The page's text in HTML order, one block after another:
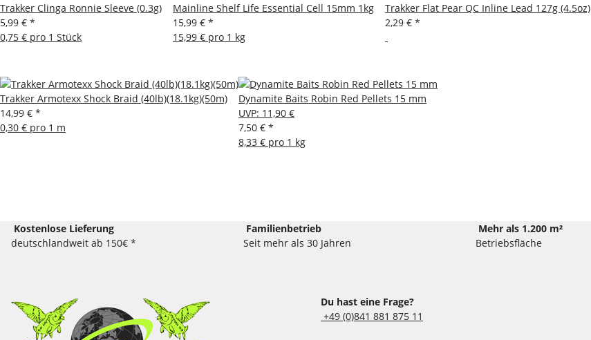
Trakker Clinga Ronnie Sleeve (0.3g)
5,99 € *
0,75 € pro 1 Stück
Mainline Shelf Life Essential Cell 15mm 1kg
15,99 € *
15,99 € pro 1 kg
Trakker Flat Pear QC Inline Lead 127g (4.5oz)
2,29 € *
Trakker Armotexx Shock Braid (40lb)(18.1kg)(50m)
14,99 € *
0,30 € pro 1 m
Dynamite Baits Robin Red Pellets 15 mm
UVP: 11,90 €
7,50 € *
8,33 € pro 1 kg
Kostenlose Lieferung
deutschlandweit ab 150€ *
Familienbetrieb
Seit mehr als 30 Jahren
Mehr als 1.200 m²
Betriebsfläche
Du hast eine Frage?
+49 (0)841 881 875 11